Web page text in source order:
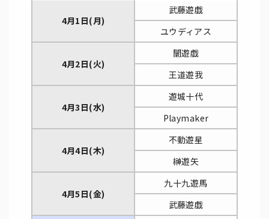
4月1日(月)
武藤遊戯
ユウディアス
4月2日(火)
闇遊戯
王道遊我
4月3日(水)
遊城十代
Playmaker
4月4日(木)
不動遊星
榊遊矢
4月5日(金)
九十九遊馬
武藤遊戯